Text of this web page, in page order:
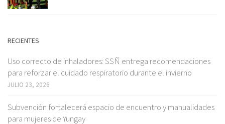
RECIENTES
Uso correcto de inhaladores: SSÑ entrega recomendaciones
para reforzar el cuidado respiratorio durante el invierno
JULIO 23, 2026
Subvención fortalecerá espacio de encuentro y manualidades
para mujeres de Yungay